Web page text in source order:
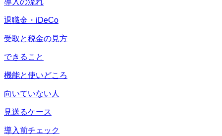
導入の流れ
退職金・iDeCo
受取と税金の見方
できること
機能と使いどころ
向いていない人
見送るケース
導入前チェック